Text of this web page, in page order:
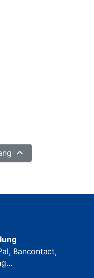

Bancontact,